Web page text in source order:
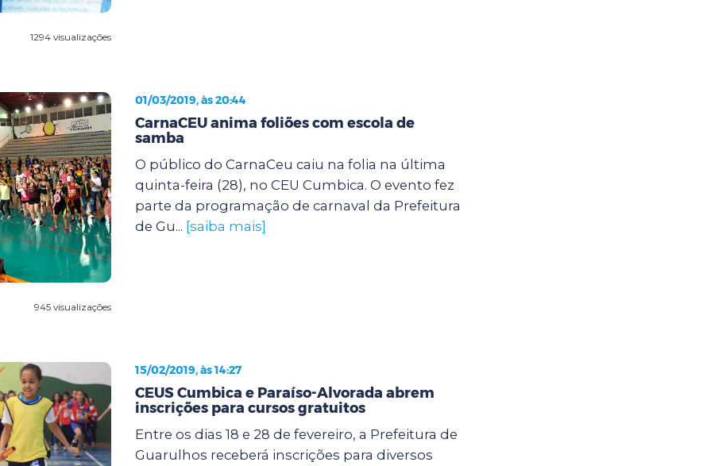
1294 visualizações
945 visualizações
01/03/2019, às 20:44
CarnaCEU anima foliões com escola de
samba
O público do CarnaCeu caiu na folia na última
quinta-feira (28), no CEU Cumbica. O evento fez
parte da programação de carnaval da Prefeitura
de Gu... [saiba mais]
15/02/2019, às 14:27
CEUS Cumbica e Paraíso-Alvorada abrem
inscrições para cursos gratuitos
Entre os dias 18 e 28 de fevereiro, a Prefeitura de
Guarulhos receberá inscrições para diversos